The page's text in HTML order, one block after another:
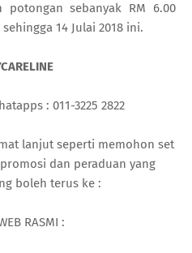
potongan sebanyak RM 6.00
14 Julai 2018 ini.
: 011-3225 2822
lanjut seperti memohon set
dan peraduan yang
boleh terus ke :
RASMI :